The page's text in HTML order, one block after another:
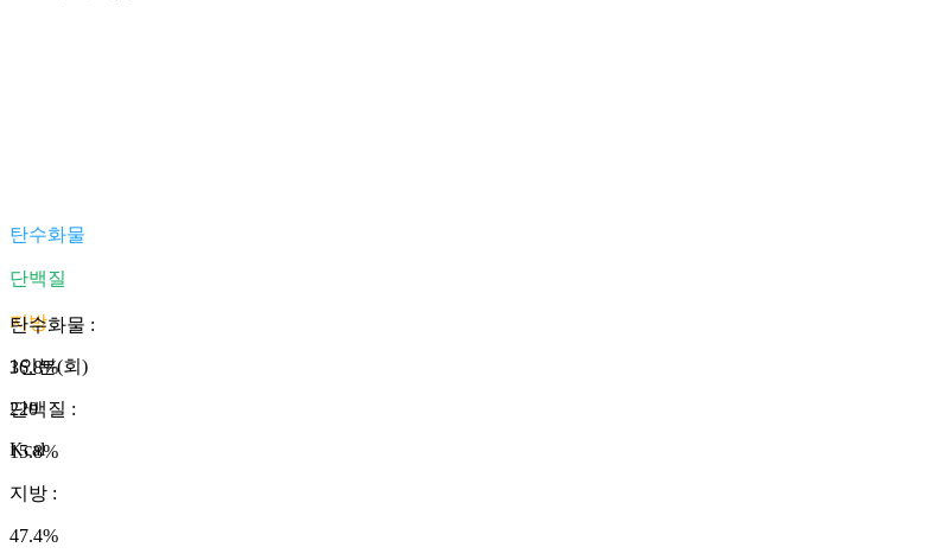
탄수화물
단백질
지방
1인분(회)
220
Kcal
탄수화물 :
36.8%
단백질 :
15.8%
지방 :
47.4%